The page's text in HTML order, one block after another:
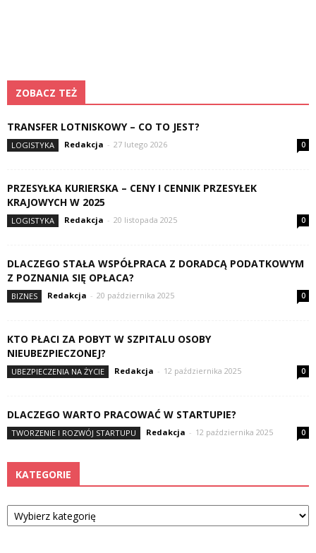
ZOBACZ TEŻ
TRANSFER LOTNISKOWY – CO TO JEST?
LOGISTYKA Redakcja - 27 lutego 2026 0
PRZESYŁKA KURIERSKA – CENY I CENNIK PRZESYŁEK
KRAJOWYCH W 2025
LOGISTYKA Redakcja - 20 listopada 2025 0
DLACZEGO STAŁA WSPÓŁPRACA Z DORADCĄ PODATKOWYM
Z POZNANIA SIĘ OPŁACA?
BIZNES Redakcja - 20 października 2025 0
KTO PŁACI ZA POBYT W SZPITALU OSOBY
NIEUBEZPIECZONEJ?
UBEZPIECZENIA NA ŻYCIE Redakcja - 12 października 2025 0
DLACZEGO WARTO PRACOWAĆ W STARTUPIE?
TWORZENIE I ROZWÓJ STARTUPU Redakcja - 12 października 2025 0
KATEGORIE
Kategorie